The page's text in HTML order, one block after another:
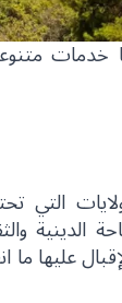
خدمات
التي
عليها